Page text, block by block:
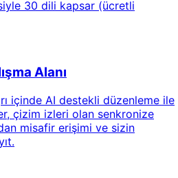
30 dili kapsar (ücretli
Alanı
içinde AI destekli düzenleme ile
çizim izleri olan senkronize
misafir erişimi ve sizin